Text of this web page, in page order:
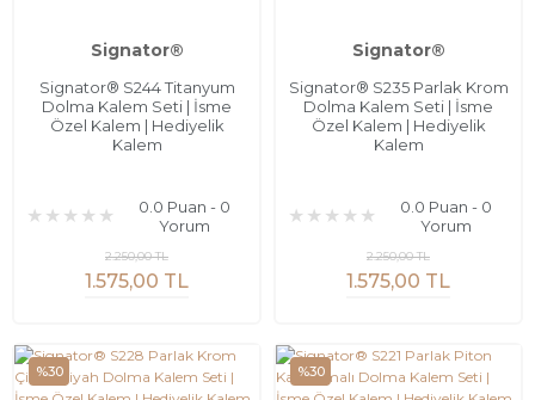
Signator®
Signator® S244 Titanyum
Dolma Kalem Seti | İsme
Özel Kalem | Hediyelik
Kalem
0.0 Puan - 0
Yorum
1.575,00 TL
2.250,00 TL
Signator®
Signator® S235 Parlak Krom
Dolma Kalem Seti | İsme
Özel Kalem | Hediyelik
Kalem
0.0 Puan - 0
Yorum
1.575,00 TL
2.250,00 TL
%30 %30